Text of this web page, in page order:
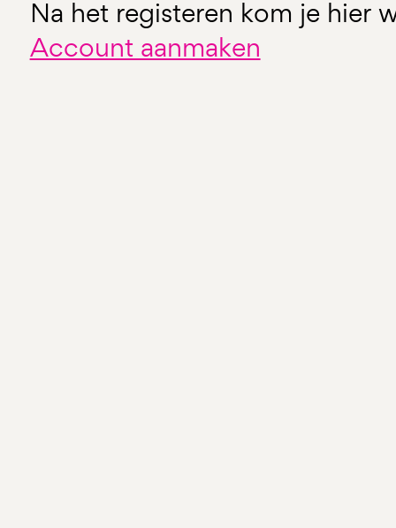
Na het registeren kom je hier
Account aanmaken